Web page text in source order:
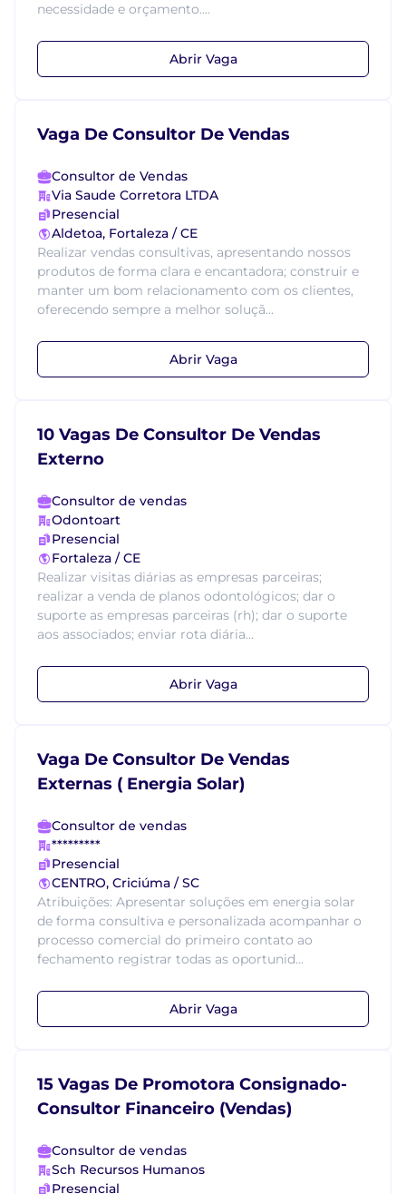
necessidade e orçamento....
Abrir Vaga
Vaga De Consultor De Vendas
Consultor de Vendas
Via Saude Corretora LTDA
Presencial
Aldetoa, Fortaleza / CE
Realizar vendas consultivas, apresentando nossos
produtos de forma clara e encantadora; construir e
manter um bom relacionamento com os clientes,
oferecendo sempre a melhor soluçã...
Abrir Vaga
10 Vagas De Consultor De Vendas
Externo
Consultor de vendas
Odontoart
Presencial
Fortaleza / CE
Realizar visitas diárias as empresas parceiras;
realizar a venda de planos odontológicos; dar o
suporte as empresas parceiras (rh); dar o suporte
aos associados; enviar rota diária...
Abrir Vaga
Vaga De Consultor De Vendas
Externas ( Energia Solar)
Consultor de vendas
*********
Presencial
CENTRO, Criciúma / SC
Atribuições: Apresentar soluções em energia solar
de forma consultiva e personalizada acompanhar o
processo comercial do primeiro contato ao
fechamento registrar todas as oportunid...
Abrir Vaga
15 Vagas De Promotora Consignado-
Consultor Financeiro (Vendas)
Consultor de vendas
Sch Recursos Humanos
Presencial